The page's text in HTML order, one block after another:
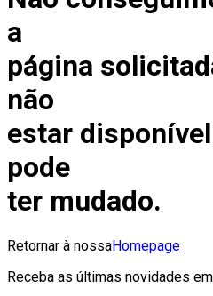
a
página
não
estar
pode
ter mudado.
Retornar à nossaHomepage
Receba as últimas novidades